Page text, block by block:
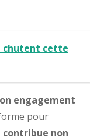
chutent cette
engagement
pour
non